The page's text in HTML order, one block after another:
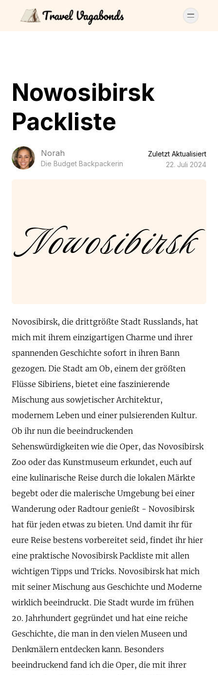
Nowosibirsk
Packliste
Norah
Die Budget Backpackerin
Zuletzt Aktualisiert
22. Juli 2024
Nowosibirsk
Novosibirsk, die drittgrößte Stadt Russlands, hat
mich mit ihrem einzigartigen Charme und ihrer
spannenden Geschichte sofort in ihren Bann
gezogen. Die Stadt am Ob, einem der größten
Flüsse Sibiriens, bietet eine faszinierende
Mischung aus sowjetischer Architektur,
modernem Leben und einer pulsierenden Kultur.
Ob ihr nun die beeindruckenden
Sehenswürdigkeiten wie die Oper, das Novosibirsk
Zoo oder das Kunstmuseum erkundet, euch auf
eine kulinarische Reise durch die lokalen Märkte
begebt oder die malerische Umgebung bei einer
Wanderung oder Radtour genießt - Novosibirsk
hat für jeden etwas zu bieten. Und damit ihr für
eure Reise bestens vorbereitet seid, findet ihr hier
eine praktische Novosibirsk Packliste mit allen
wichtigen Tipps und Tricks. Novosibirsk hat mich
mit seiner Mischung aus Geschichte und Moderne
wirklich beeindruckt. Die Stadt wurde im frühen
20. Jahrhundert gegründet und hat eine reiche
Geschichte, die man in den vielen Museen und
Denkmälern entdecken kann. Besonders
beeindruckend fand ich die Oper, die mit ihrer